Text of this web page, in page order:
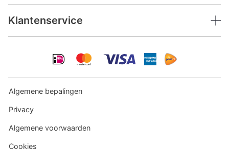
Klantenservice
Algemene bepalingen
Privacy
Algemene voorwaarden
Cookies